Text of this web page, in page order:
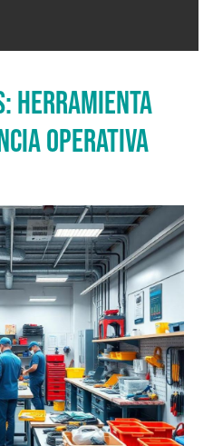
HERRAMIENTA
OPERATIVA